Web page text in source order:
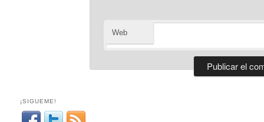
Web
¡SIGUEME!